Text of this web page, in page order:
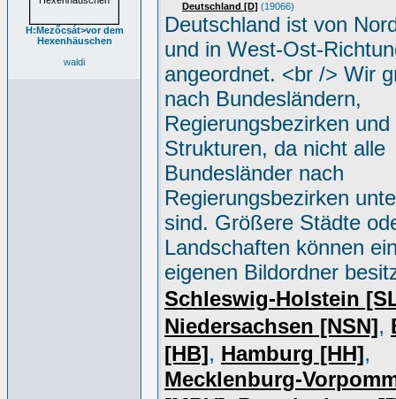
H:Mezőcsát>vor dem
Hexenhäuschen
waldi
Deutschland [D] (19066)
Deutschland ist von
und in West-Ost-
angeordnet. <br /> Wir
nach Bundesländern,
Regierungsbezirken
Strukturen, da nicht alle
Bundesländer nach
Regierungsbezirken
sind. Größere Städte
Landschaften können
eigenen Bildordner
Schleswig-Holstein
Niedersachsen [NSN],
[HB], Hamburg [HH],
Mecklenburg-